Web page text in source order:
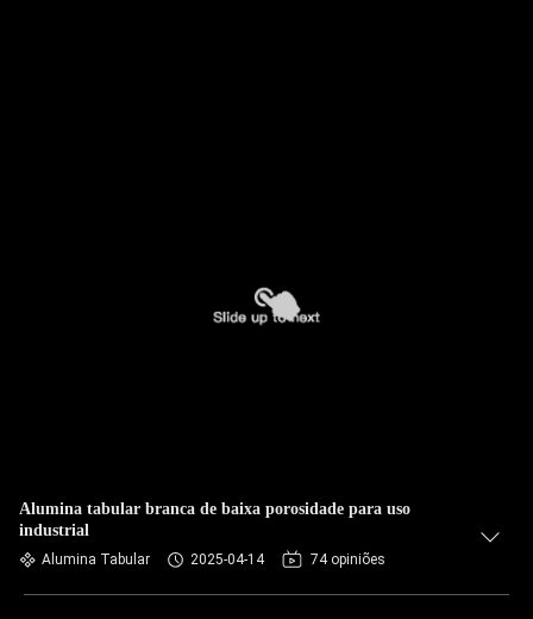
Alumina tabular branca de baixa porosidade para uso
industrial
Alumina Tabular 2025-04-14 74 opiniões